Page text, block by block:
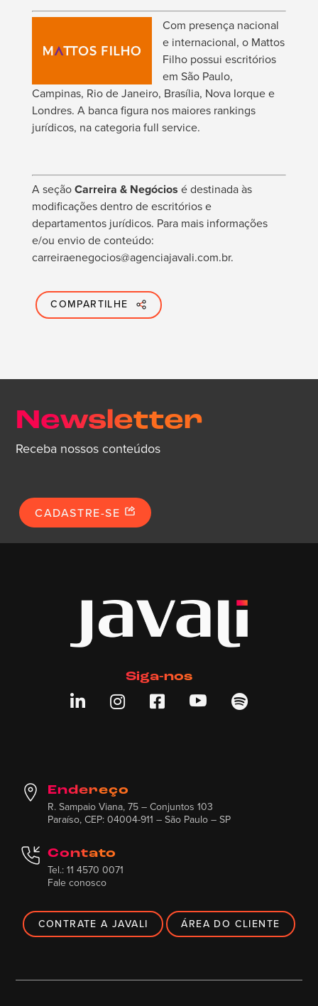
Com presença nacional
e internacional, o Mattos
Filho possui escritórios
em São Paulo,
Campinas, Rio de Janeiro, Brasília, Nova Iorque e
Londres. A banca figura nos maiores rankings
jurídicos, na categoriafull service.
A seçãoCarreira & Negócios é destinada às
modificações dentro de escritórios e
departamentos jurídicos. Para mais informações
e/ou envio de conteúdo:
carreiraenegocios@agenciajavali.com.br.
COMPARTILHE
Newsletter
Receba nossos conteúdos
CADASTRE-SE
Siga-nos
    
Endereço
R. Sampaio Viana, 75 – Conjuntos 103
Paraíso, CEP: 04004-911 – São Paulo – SP
Contato
Tel.: 11 4570 0071
Fale conosco
CONTRATE A JAVALI ÁREA DO CLIENTE